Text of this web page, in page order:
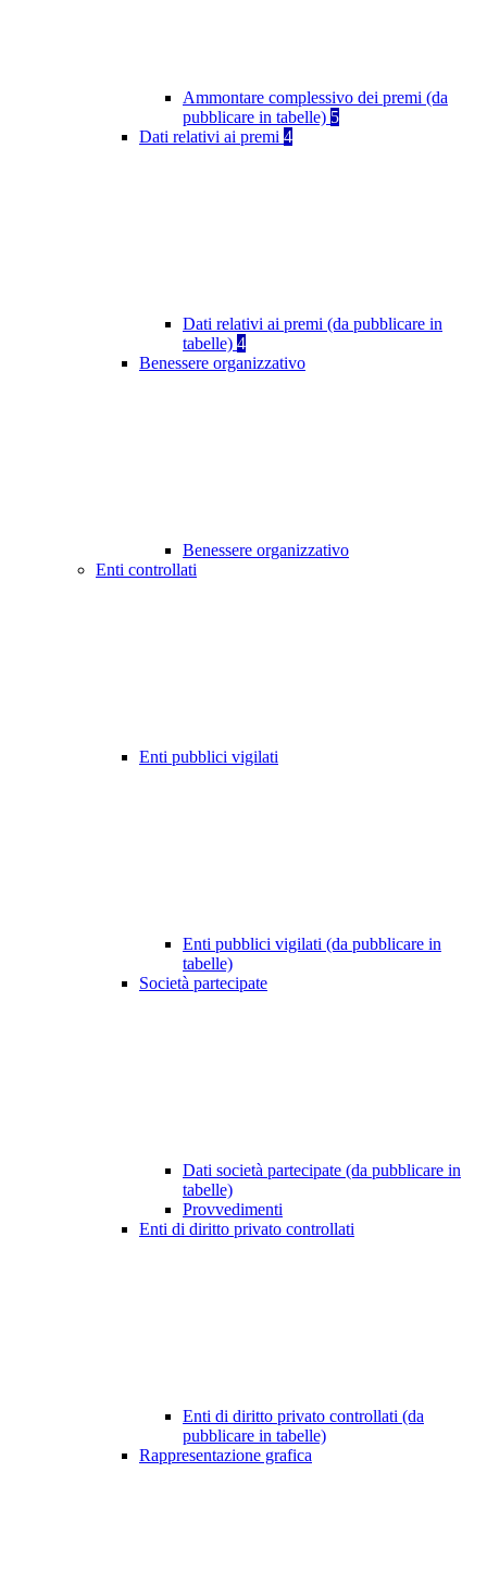
Ammontare complessivo dei premi (da
pubblicare in tabelle) 5
Dati relativi ai premi 4
Dati relativi ai premi (da pubblicare in
tabelle) 4
Benessere organizzativo
Benessere organizzativo
Enti controllati
Enti pubblici vigilati
Enti pubblici vigilati (da pubblicare in
tabelle)
Società partecipate
Dati società partecipate (da pubblicare in
tabelle)
Provvedimenti
Enti di diritto privato controllati
Enti di diritto privato controllati (da
pubblicare in tabelle)
Rappresentazione grafica